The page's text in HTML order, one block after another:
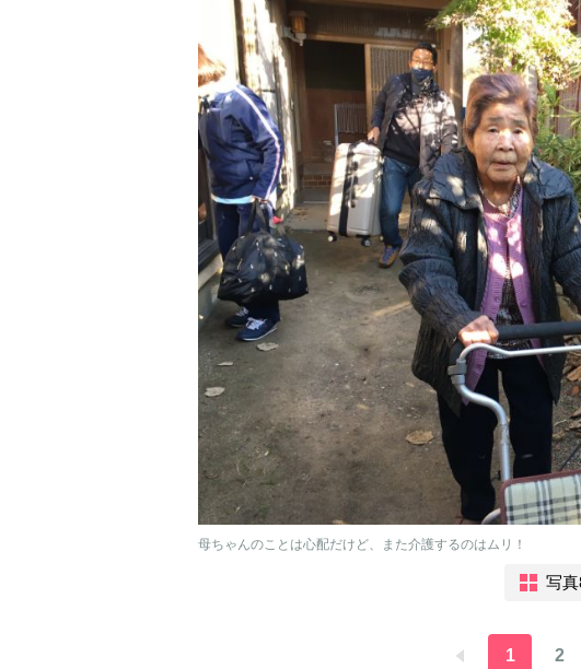
母ちゃんのことは心配だけど、また介護するのはムリ！
写
1 2